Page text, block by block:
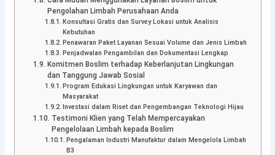
Pengolahan Limbah Perusahaan Anda
Konsultasi Gratis dan Survey Lokasi untuk Analisis
Kebutuhan
Penawaran Paket Layanan Sesuai Volume dan Jenis Limbah
Penjadwalan Pengambilan dan Dokumentasi Lengkap
Komitmen Boslim terhadap Keberlanjutan Lingkungan
dan Tanggung Jawab Sosial
Program Edukasi Lingkungan untuk Karyawan dan
Masyarakat
Investasi dalam Riset dan Pengembangan Teknologi Hijau
Testimoni Klien yang Telah Mempercayakan
Pengelolaan Limbah kepada Boslim
Pengalaman Industri Manufaktur dalam Mengelola Limbah
B3